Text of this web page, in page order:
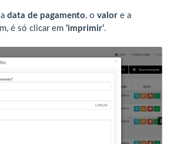
data de pagamento, o valor e a
é só clicar em ‘imprimir’.